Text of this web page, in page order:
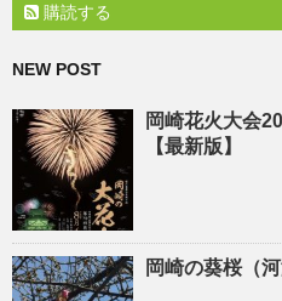
購読する
NEW POST
岡崎花火大会
【最新版】
岡崎の葵桜（